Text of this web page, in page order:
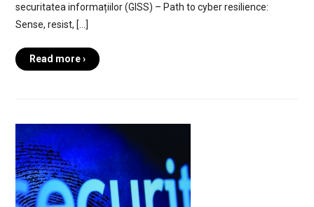
securitatea informațiilor (GISS) – Path to cyber resilience:
Sense, resist, […]
Read more ›